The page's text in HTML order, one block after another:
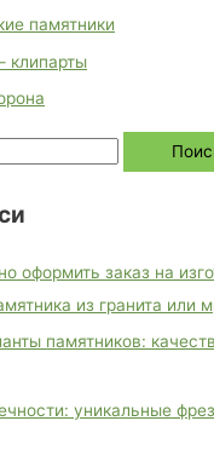
памятники
клипарты
оформить заказ на
из гранита или
памятников:
уникальные